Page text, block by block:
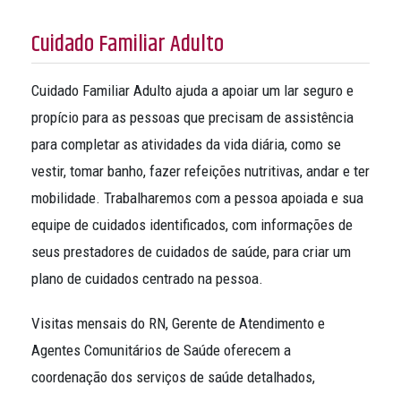
Cuidado Familiar Adulto
Cuidado Familiar Adulto ajuda a apoiar um lar seguro e
propício para as pessoas que precisam de assistência
para completar as atividades da vida diária, como se
vestir, tomar banho, fazer refeições nutritivas, andar e ter
mobilidade. Trabalharemos com a pessoa apoiada e sua
equipe de cuidados identificados, com informações de
seus prestadores de cuidados de saúde, para criar um
plano de cuidados centrado na pessoa.
Visitas mensais do RN, Gerente de Atendimento e
Agentes Comunitários de Saúde oferecem a
coordenação dos serviços de saúde detalhados,